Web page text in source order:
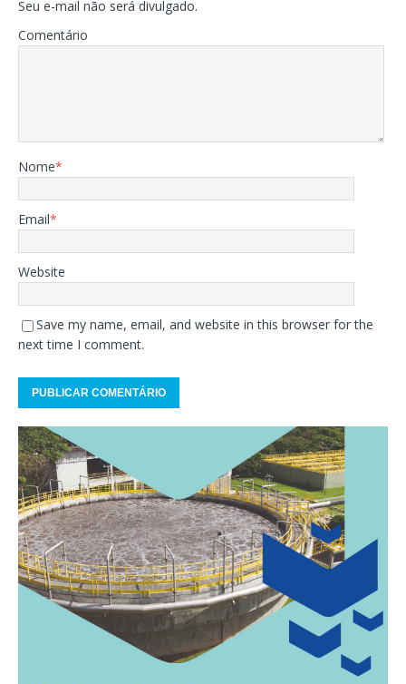
Seu e-mail não será divulgado.
Comentário
Nome*
Email*
Website
Save my name, email, and website in this browser for the
next time I comment.